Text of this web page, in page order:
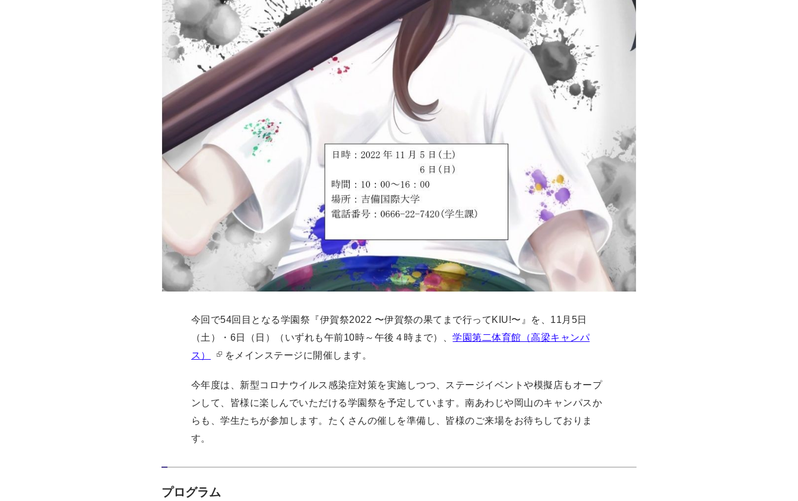
今回で54回目となる学園祭『伊賀祭2022 〜伊賀祭の果てまで行ってKIU!〜』を、11月5日
（土）・6日（日）（いずれも午前10時～午後４時まで）、学園第二体育館（高梁キャンパ
ス）
をメインステージに開催します。
今年度は、新型コロナウイルス感染症対策を実施しつつ、ステージイベントや模擬店もオープ
ンして、皆様に楽しんでいただける学園祭を予定しています。南あわじや岡山のキャンパスか
らも、学生たちが参加します。たくさんの催しを準備し、皆様のご来場をお待ちしておりま
す。
プログラム